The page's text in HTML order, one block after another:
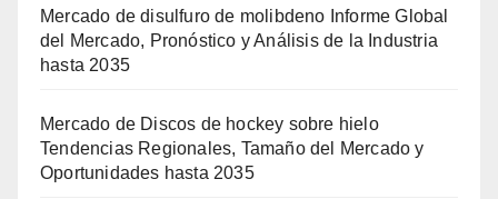
Mercado de disulfuro de molibdeno Informe Global
del Mercado, Pronóstico y Análisis de la Industria
hasta 2035
Mercado de Discos de hockey sobre hielo
Tendencias Regionales, Tamaño del Mercado y
Oportunidades hasta 2035